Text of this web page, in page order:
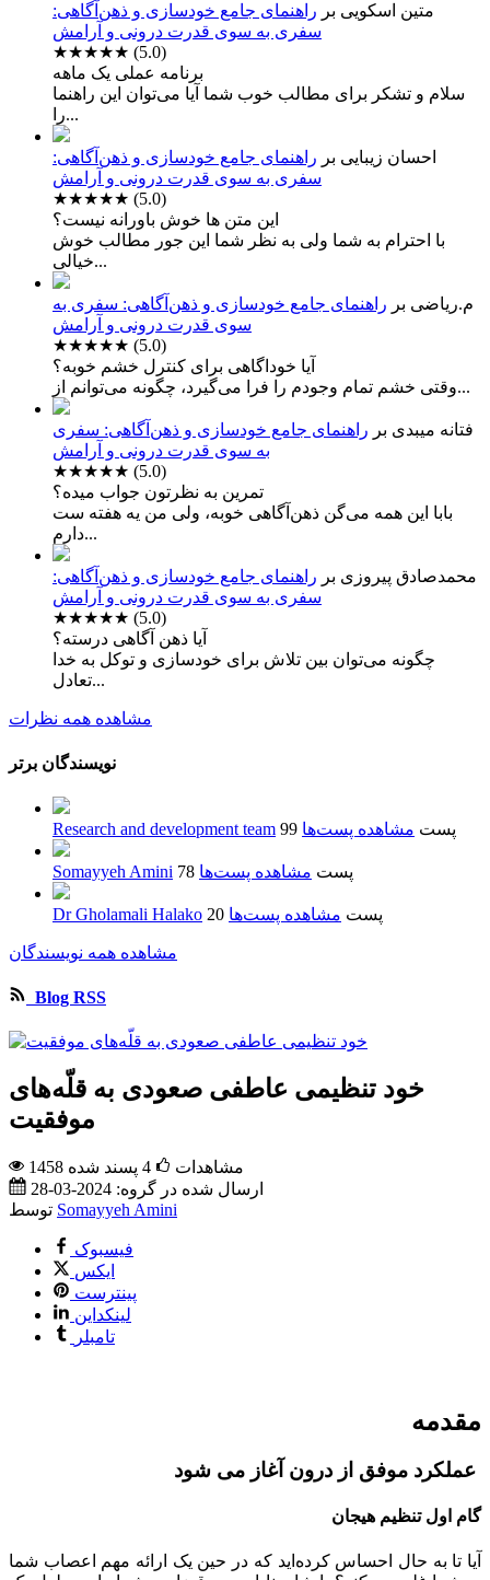
متین اسکویی بر راهنمای جامع خودسازی و ذهن‌آگاهی:
سفری به سوی قدرت درونی و آرامش
★★★★★ (5.0)
برنامه عملی یک ماهه
سلام و تشکر برای مطالب خوب شما آیا می‌توان این راهنما
را...
احسان زیبایی بر راهنمای جامع خودسازی و ذهن‌آگاهی:
سفری به سوی قدرت درونی و آرامش
★★★★★ (5.0)
این متن ها خوش باورانه نیست؟
با احترام به شما ولی به نظر شما این جور مطالب خوش
خیالی...
م.ریاضی بر راهنمای جامع خودسازی و ذهن‌آگاهی: سفری به
سوی قدرت درونی و آرامش
★★★★★ (5.0)
آیا خوداگاهی برای کنترل خشم خوبه؟
وقتی خشم تمام وجودم را فرا می‌گیرد، چگونه می‌توانم از...
فتانه میبدی بر راهنمای جامع خودسازی و ذهن‌آگاهی: سفری
به سوی قدرت درونی و آرامش
★★★★★ (5.0)
تمرین به نظرتون جواب میده؟
بابا این همه می‌گن ذهن‌آگاهی خوبه، ولی من یه هفته ست
دارم...
محمدصادق پیروزی بر راهنمای جامع خودسازی و ذهن‌آگاهی:
سفری به سوی قدرت درونی و آرامش
★★★★★ (5.0)
آیا ذهن آگاهی درسته؟
چگونه می‌توان بین تلاش برای خودسازی و توکل به خدا
تعادل...
مشاهده همه نظرات
نویسندگان برتر
Research and development team 99 پست مشاهده پست‌ها
Somayyeh Amini 78 پست مشاهده پست‌ها
Dr Gholamali Halako 20 پست مشاهده پست‌ها
مشاهده همه نویسندگان
Blog RSS
خود تنظیمی عاطفی صعودی به قلّه‌های
موفقیت
1458 مشاهدات 4 پسند شده
ارسال شده در گروه: 2024-03-28
توسط Somayyeh Amini
فیسبوک
ایکس
پینترست
لینکداین
تامبلر
مقدمه
عملکرد موفق از درون آغاز می شود
گام اول تنظیم هیجان
آیا تا به حال احساس کرده‌اید که در حین یک ارائه مهم اعصاب شما